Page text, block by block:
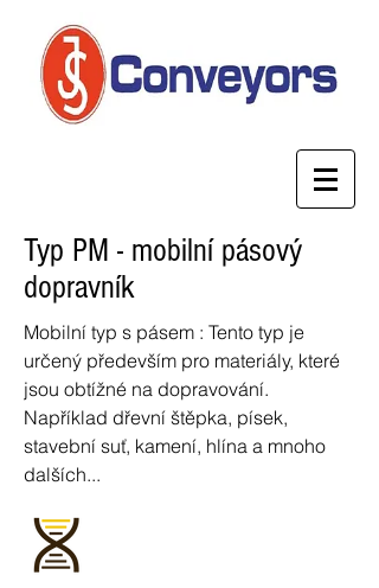
Typ PM - mobilní pásový
dopravník
Mobilní typ s pásem : Tento typ je
určený především pro materiály, které
jsou obtížné na dopravování.
Například dřevní štěpka, písek,
stavební suť, kamení, hlína a mnoho
dalších...